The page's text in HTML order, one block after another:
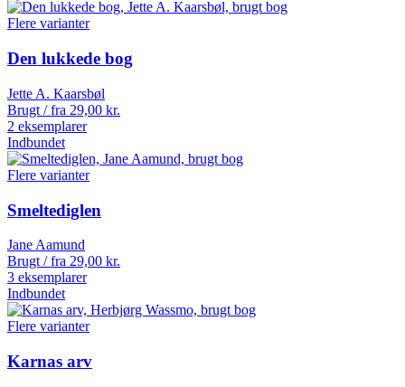
Flere varianter
Den lukkede bog
Jette A. Kaarsbøl
Brugt / fra 29,00 kr.
2 eksemplarer
Indbundet
Flere varianter
Smeltediglen
Jane Aamund
Brugt / fra 29,00 kr.
3 eksemplarer
Indbundet
Flere varianter
Karnas arv